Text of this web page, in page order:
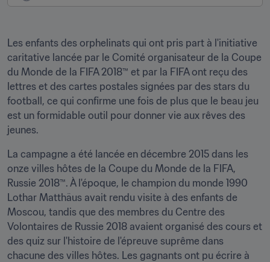
Les enfants des orphelinats qui ont pris part à l'initiative
caritative lancée par le Comité organisateur de la Coupe
du Monde de la FIFA 2018™ et par la FIFA ont reçu des
lettres et des cartes postales signées par des stars du
football, ce qui confirme une fois de plus que le beau jeu
est un formidable outil pour donner vie aux rêves des
jeunes.
La campagne a été lancée en décembre 2015 dans les
onze villes hôtes de la Coupe du Monde de la FIFA,
Russie 2018™. À l'époque, le champion du monde 1990
Lothar Matthäus avait rendu visite à des enfants de
Moscou, tandis que des membres du Centre des
Volontaires de Russie 2018 avaient organisé des cours et
des quiz sur l'histoire de l'épreuve suprême dans
chacune des villes hôtes. Les gagnants ont pu écrire à